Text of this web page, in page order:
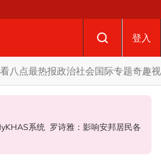
登入
八点最热报政治社会国际专题奇趣
方否认非法飙车引开放与各方合作迎战甲州选 扎希：国阵捍卫甲州21席
雅：影响安邦居民各